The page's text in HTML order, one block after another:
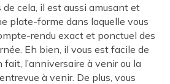
de cela, il est aussi amusant et
plate-forme dans laquelle vous
rendu exact et ponctuel des
Eh bien, il vous est facile de
fait, l’anniversaire à venir ou la
à venir. De plus, vous